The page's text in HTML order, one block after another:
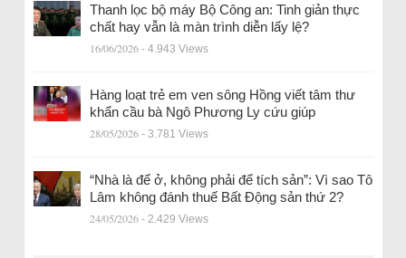
Thanh lọc bộ máy Bộ Công an: Tinh giản thực
chất hay vẫn là màn trình diễn lấy lệ?
16/06/2026 - 4.943 Views
Hàng loạt trẻ em ven sông Hồng viết tâm thư
khẩn cầu bà Ngô Phương Ly cứu giúp
28/05/2026 - 3.781 Views
“Nhà là để ở, không phải để tích sản”: Vì sao Tô
Lâm không đánh thuế Bất Động sản thứ 2?
24/05/2026 - 2.429 Views